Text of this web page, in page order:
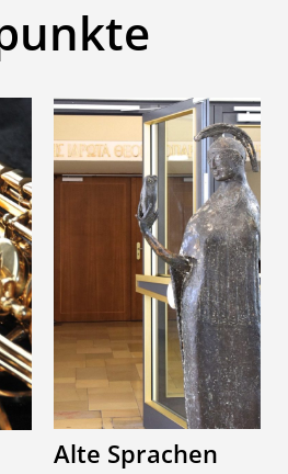
Alte Sprachen